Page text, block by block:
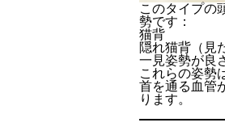
このタイプの
勢です：
猫背
隠れ猫背（見
一見姿勢が良
これらの姿勢
首を通る血管
ります。